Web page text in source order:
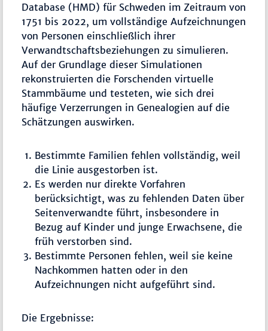
Database (HMD) für Schweden im Zeitraum von
1751 bis 2022, um vollständige Aufzeichnungen
von Personen einschließlich ihrer
Verwandtschaftsbeziehungen zu simulieren.
Auf der Grundlage dieser Simulationen
rekonstruierten die Forschenden virtuelle
Stammbäume und testeten, wie sich drei
häufige Verzerrungen in Genealogien auf die
Schätzungen auswirken.
Bestimmte Familien fehlen vollständig, weil
die Linie ausgestorben ist.
Es werden nur direkte Vorfahren
berücksichtigt, was zu fehlenden Daten über
Seitenverwandte führt, insbesondere in
Bezug auf Kinder und junge Erwachsene, die
früh verstorben sind.
Bestimmte Personen fehlen, weil sie keine
Nachkommen hatten oder in den
Aufzeichnungen nicht aufgeführt sind.
Die Ergebnisse: